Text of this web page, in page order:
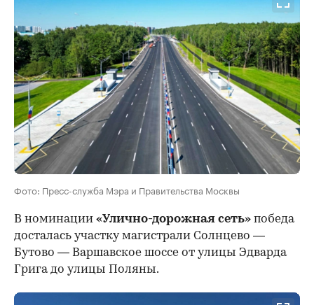
Фото: Пресс-служба Мэра и Правительства Москвы
В номинации «Улично-дорожная сеть» победа
досталась участку магистрали Солнцево —
Бутово — Варшавское шоссе от улицы Эдварда
Грига до улицы Поляны.